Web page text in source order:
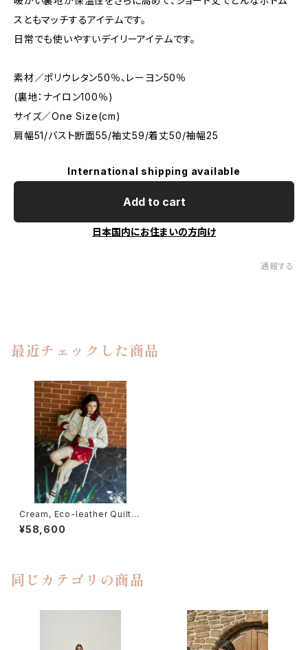
スともマッチするアイテムです。
日常でも使いやすいデイリーアイテムです。
素材／ポリウレタン50％、レーヨン50％
(裏地：ナイロン100％)
サイズ／One Size(cm)
肩幅51/バスト断面55/袖丈59/着丈50/袖幅25
International shipping available
Add to cart
日本国内にお住まいの方向け
通報する
最近チェックした商品
Cream, Eco-leather Quiltin
g Padded Jacket
¥58,600
同じカテゴリの商品